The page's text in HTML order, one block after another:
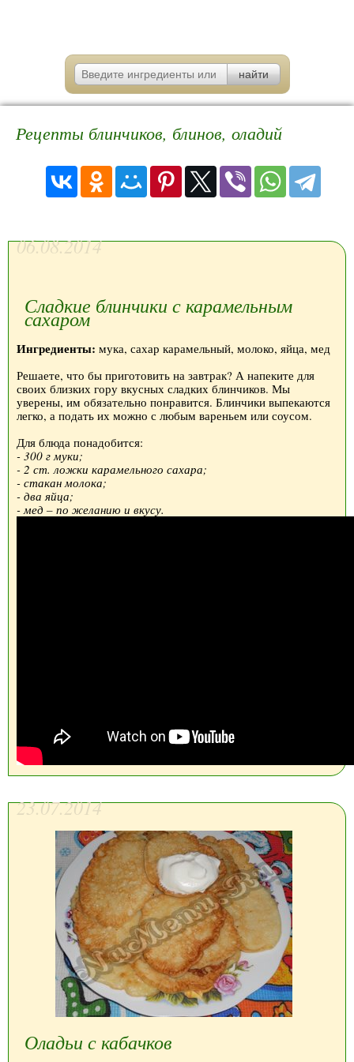
Рецепты блинчиков, блинов, оладий
06.08.2014
Сладкие блинчики с карамельным
сахаром
Ингредиенты: мука, сахар карамельный, молоко, яйца, мед
Решаете, что бы приготовить на завтрак? А напеките для
своих близких гору вкусных сладких блинчиков. Мы
уверены, им обязательно понравится. Блинчики выпекаются
легко, а подать их можно с любым вареньем или соусом.
Для блюда понадобится:
- 300 г муки;
- 2 ст. ложки карамельного сахара;
- стакан молока;
- два яйца;
- мед – по желанию и вкусу.
23.07.2014
Оладьи с кабачков